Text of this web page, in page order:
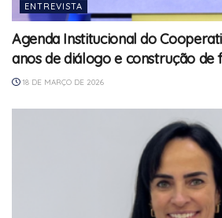
ENTREVISTA
Agenda Institucional do
anos de diálogo e construção de
18 DE MARÇO DE 2026